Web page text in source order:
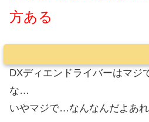
方ある
DXディエンドライバーはマジ
な…
いやマジで…なんなんだよあ